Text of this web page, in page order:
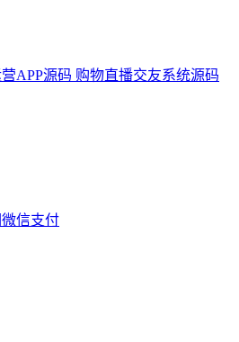
APP源码 购物直播交友系统源码
信支付